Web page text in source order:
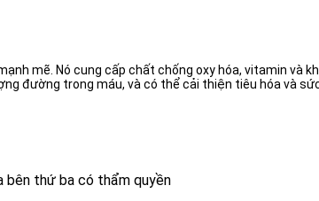
mẽ. Nó cung cấp chất chống oxy hóa, vitamin và
đường trong máu, và có thể cải thiện tiêu hóa và sức
bên thứ ba có thẩm quyền